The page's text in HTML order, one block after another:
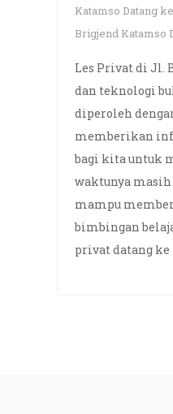
Katamso Datang
Brigjend Katamso
Les Privat di Jl.
dan teknologi
diperoleh
memberikan
bagi kita untuk
waktunya
mampu
bimbingan
privat datang ke